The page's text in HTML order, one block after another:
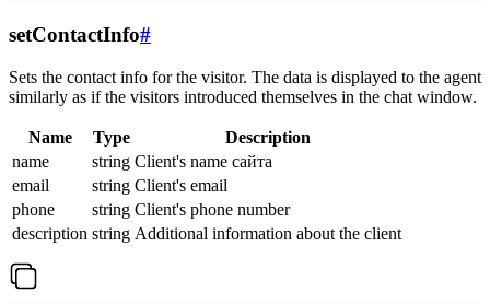
setContactInfo#
Sets the contact info for the visitor. The data is displayed to the agent
similarly as if the visitors introduced themselves in the chat window.
Name Type
Description
name
string Client's name сайта
email
string Client's email
phone
string Client's phone number
description string Additional information about the client